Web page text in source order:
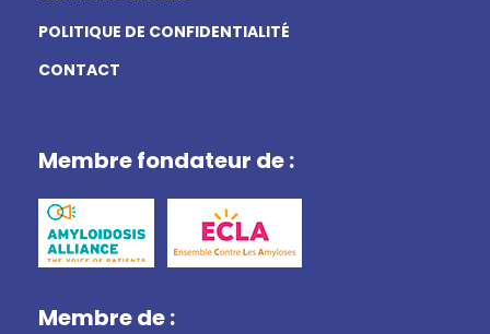
POLITIQUE DE CONFIDENTIALITÉ
CONTACT
Membre fondateur de :
Membre de :